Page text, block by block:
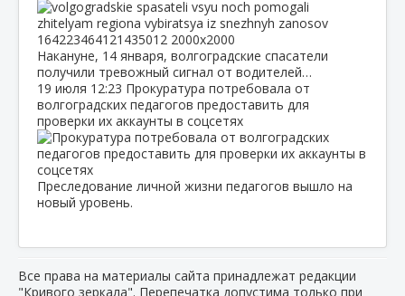
Накануне, 14 января, волгоградские спасатели
получили тревожный сигнал от водителей…
19 июля 12:23 Прокуратура потребовала от
волгоградских педагогов предоставить для
проверки их аккаунты в соцсетях
Преследование личной жизни педагогов вышло на
новый уровень.
Все права на материалы сайта принадлежат редакции
"Кривого зеркала". Перепечатка допустима только при